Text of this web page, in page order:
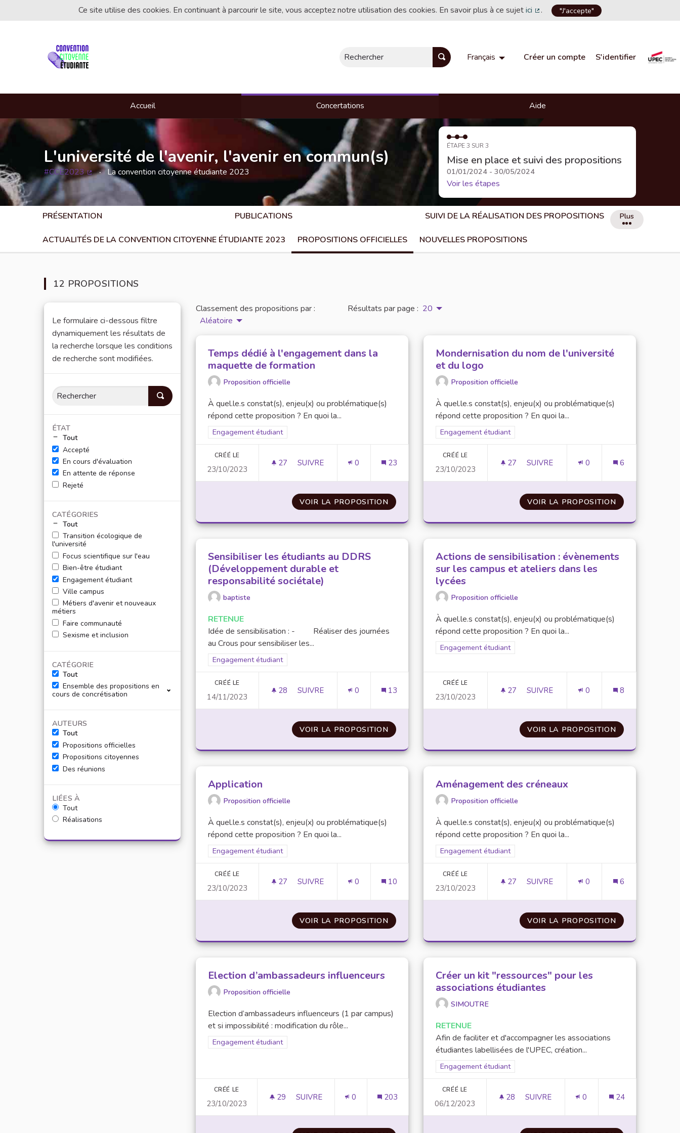
Ce site utilise des cookies. En continuant à parcourir le site, vous acceptez notre utilisation des cookies. En savoir plus à ce sujetici
(Lien externe)
. "J'accepte"
Rechercher Français Choisir la langueChoose language
Créer un compte S'identifier
Accueil Concertations Aide
L'université de l'avenir, l'avenir en commun(s)
#CCE2023
(Lien externe)
La convention citoyenne étudiante 2023
ÉTAPE 3 SUR 3
Mise en place et suivi des propositions
01/01/2024 - 30/05/2024
Voir les étapes
PRÉSENTATION PUBLICATIONS SUIVI DE LA RÉALISATION DES PROPOSITIONS
ACTUALITÉS DE LA CONVENTION CITOYENNE ÉTUDIANTE 2023 PROPOSITIONS OFFICIELLES NOUVELLES PROPOSITIONS
12 PROPOSITIONS
Le formulaire ci-dessous filtre
dynamiquement les résultats de
la recherche lorsque les conditions
de recherche sont modifiées.
ÉTAT
Tout
Accepté
En cours d'évaluation
En attente de réponse
Rejeté
CATÉGORIES
Tout
Transition écologique de
l'université
Focus scientifique sur l'eau
Bien-être étudiant
Engagement étudiant
Ville campus
Métiers d'avenir et nouveaux
métiers
Faire communauté
Sexisme et inclusion
CATÉGORIE
Tout
Ensemble des propositions en
cours de concrétisation
AUTEURS
Tout
Propositions officielles
Propositions citoyennes
Des réunions
LIÉES À
Tout
Réalisations
Classement des propositions par :
Aléatoire
Résultats par page : 20
Temps dédié à l'engagement dans la
maquette de formation
Proposition officielle
À quel.le.s constat(s), enjeu(x) ou problématique(s)
répond cette proposition ? En quoi la...
Filtrer les résultats pour le secteur : Engagement étudiant
Engagement étudiant
CRÉÉ LE
23/10/2023
27 27 ABONNÉS
SUIVRE
TEMPS DÉDIÉ À L'ENGAGEMENT DANS LA MAQUETTE DE FORMATION
0 23
VOIR LA PROPOSITION TEMPS DÉDIÉ À L'ENGAGEMENT DANS LA MAQUETTE DE FORMATION
Mondernisation du nom de l'université
et du logo
Proposition officielle
À quel.le.s constat(s), enjeu(x) ou problématique(s)
répond cette proposition ? En quoi la...
Filtrer les résultats pour le secteur : Engagement étudiant
Engagement étudiant
CRÉÉ LE
23/10/2023
27 27 ABONNÉS
SUIVRE 0 6
VOIR LA PROPOSITION
Sensibiliser les étudiants au DDRS
(Développement durable et
responsabilité sociétale)
baptiste
RETENUE
Idée de sensibilisation : - Réaliser des journées
au Crous pour sensibiliser les...
Filtrer les résultats pour le secteur : Engagement étudiant
Engagement étudiant
CRÉÉ LE
14/11/2023
28 28 ABONNÉS
SUIVRE
SENSIBILISER LES ÉTUDIANTS AU DDRS (DÉVELOPPEMENT DURABLE ET RESPONSABILITÉ SOCIÉTALE)
0 13
VOIR LA PROPOSITION SENSIBILISER LES ÉTUDIANTS AU DDRS (DÉVELOPPEMENT DURABLE ET
Actions de sensibilisation : évènements
sur les campus et ateliers dans les
lycées
Proposition officielle
À quel.le.s constat(s), enjeu(x) ou problématique(s)
répond cette proposition ? En quoi la...
Filtrer les résultats pour le secteur : Engagement étudiant
Engagement étudiant
CRÉÉ LE
23/10/2023
27 27 ABONNÉS
SUIVRE 0 8
VOIR LA PROPOSITION ACTIONS DE
Application
Proposition officielle
À quel.le.s constat(s), enjeu(x) ou problématique(s)
répond cette proposition ? En quoi la...
Filtrer les résultats pour le secteur : Engagement étudiant
Engagement étudiant
CRÉÉ LE
23/10/2023
27 27 ABONNÉS
SUIVRE 0 10
VOIR LA PROPOSITION APPLICATION
Aménagement des créneaux
Proposition officielle
À quel.le.s constat(s), enjeu(x) ou problématique(s)
répond cette proposition ? En quoi la...
Filtrer les résultats pour le secteur : Engagement étudiant
Engagement étudiant
CRÉÉ LE
23/10/2023
27 27 ABONNÉS
SUIVRE 0 6
VOIR LA PROPOSITION
Election d’ambassadeurs influenceurs
Proposition officielle
Election d’ambassadeurs influenceurs (1 par campus)
et si impossibilité : modification du rôle...
Filtrer les résultats pour le secteur : Engagement étudiant
Engagement étudiant
CRÉÉ LE
23/10/2023
29 29 ABONNÉS
SUIVRE
ELECTION D’AMBASSADEURS INFLUENCEURS
0 203
Créer un kit "ressources" pour les
associations étudiantes
SIMOUTRE
RETENUE
Afin de faciliter et d'accompagner les associations
étudiantes labellisées de l'UPEC, création...
Filtrer les résultats pour le secteur : Engagement étudiant
Engagement étudiant
CRÉÉ LE
06/12/2023
28 28 ABONNÉS
SUIVRE 0 24